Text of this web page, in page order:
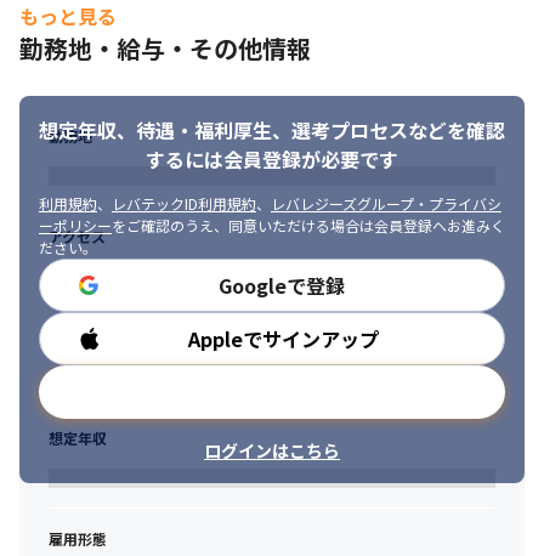
もっと見る
勤務地・給与・その他情報
想定年収、待遇・福利厚生、 選考プロセスなどを確認
するには会員登録が必要です
利用規約、 レバテックID利用規約、
レバレジーズグループ・プライバシ
ーポリシーをご確認のうえ、同意いただける場合は会員登録へお進みく
ださい。
Googleで登録
Appleでサインアップ
ログインはこちら
勤務地
アクセス
勤務時間
想定年収
雇用形態